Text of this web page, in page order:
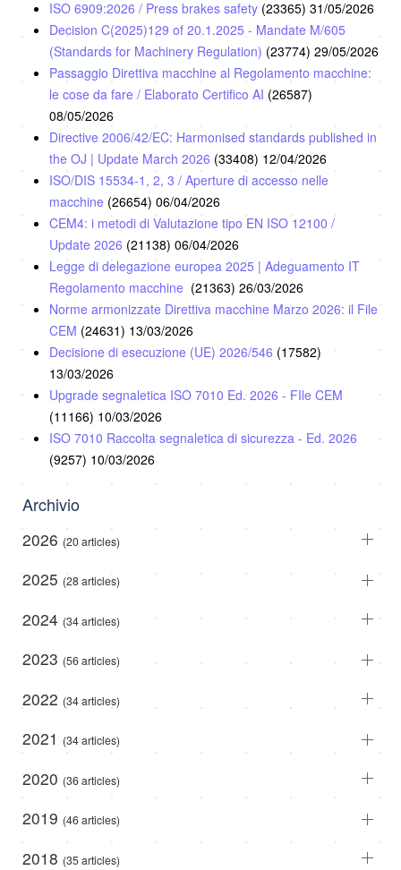
ISO 6909:2026 / Press brakes safety (23365) 31/05/2026
Decision C(2025)129 of 20.1.2025 - Mandate M/605
(Standards for Machinery Regulation) (23774) 29/05/2026
Passaggio Direttiva macchine al Regolamento macchine:
le cose da fare / Elaborato Certifico AI (26587)
08/05/2026
Directive 2006/42/EC: Harmonised standards published in
the OJ | Update March 2026 (33408) 12/04/2026
ISO/DIS 15534-1, 2, 3 / Aperture di accesso nelle
macchine (26654) 06/04/2026
CEM4: i metodi di Valutazione tipo EN ISO 12100 /
Update 2026 (21138) 06/04/2026
Legge di delegazione europea 2025 | Adeguamento IT
Regolamento macchine (21363) 26/03/2026
Norme armonizzate Direttiva macchine Marzo 2026: il File
CEM (24631) 13/03/2026
Decisione di esecuzione (UE) 2026/546 (17582)
13/03/2026
Upgrade segnaletica ISO 7010 Ed. 2026 - FIle CEM
(11166) 10/03/2026
ISO 7010 Raccolta segnaletica di sicurezza - Ed. 2026
(9257) 10/03/2026
Archivio
2026 (20 articles)
2025 (28 articles)
2024 (34 articles)
2023 (56 articles)
2022 (34 articles)
2021 (34 articles)
2020 (36 articles)
2019 (46 articles)
2018 (35 articles)